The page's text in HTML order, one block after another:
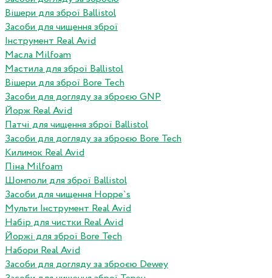
Вішери для зброї Ballistol
Засоби для чищення зброї
Інструмент Real Avid
Масла Milfoam
Мастила для зброї Ballistol
Вішери для зброї Bore Tech
Засоби для догляду за зброєю GNP
Йорж Real Avid
Патчі для чищення зброї Ballistol
Засоби для догляду за зброєю Bore Tech
Килимок Real Avid
Піна Milfoam
Шомполи для зброї Ballistol
Засоби для чищення Hoppe`s
Мульти Інструмент Real Avid
Набір для чистки Real Avid
Йоржі для зброї Bore Tech
Набори Real Avid
Засоби для догляду за зброєю Dewey